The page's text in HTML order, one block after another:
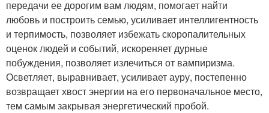
передачи ее дорогим вам людям, помогает найти
любовь и построить семью, усиливает интеллигентность
и терпимость, позволяет избежать скоропалительных
оценок людей и событий, искореняет дурные
побуждения, позволяет излечиться от вампиризма.
Осветляет, выравнивает, усиливает ауру, постепенно
возвращает хвост энергии на его первоначальное место,
тем самым закрывая энергетический пробой.